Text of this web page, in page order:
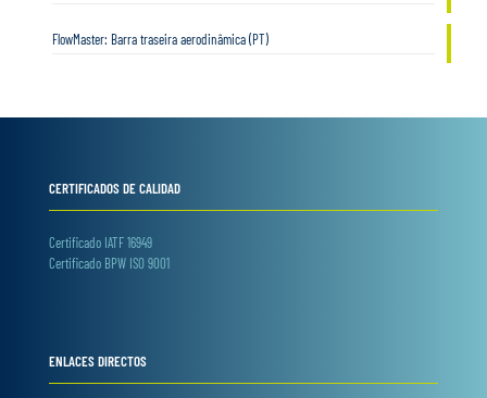
FlowMaster: Barra traseira aerodinâmica (PT)
CERTIFICADOS DE CALIDAD
Certificado IATF 16949
Certificado BPW ISO 9001
ENLACES DIRECTOS